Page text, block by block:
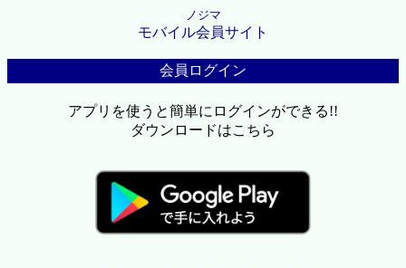
ノジマ
モバイル会員サイト
会員ログイン
アプリを使うと簡単にログインができる!!
ダウンロードはこちら